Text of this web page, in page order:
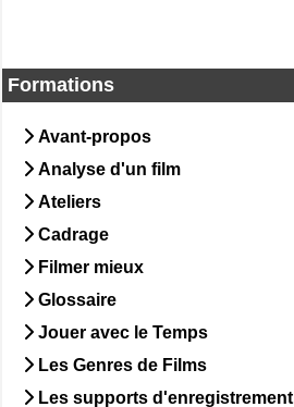
Formations
Avant-propos
Analyse d'un film
Ateliers
Cadrage
Filmer mieux
Glossaire
Jouer avec le Temps
Les Genres de Films
Les supports d'enregistrement